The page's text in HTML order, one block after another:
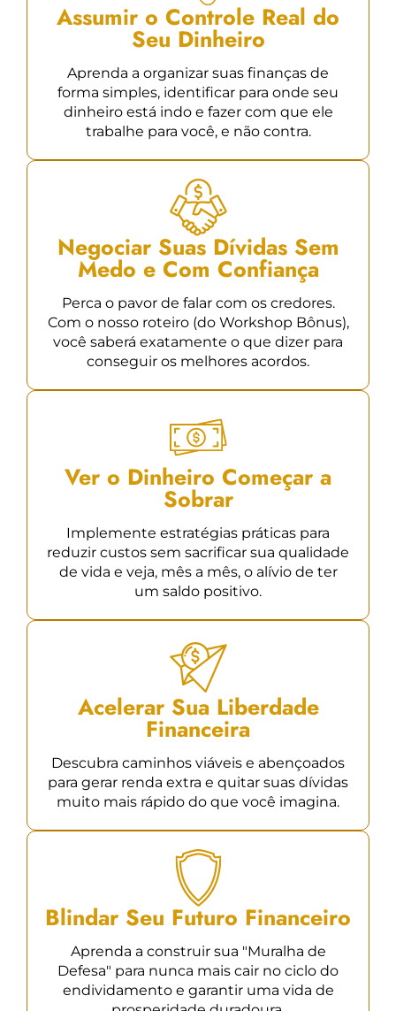
Assumir o Controle Real do
Seu Dinheiro
Aprenda a organizar suas finanças de
forma simples, identificar para onde seu
dinheiro está indo e fazer com que ele
trabalhe para você, e não contra.
Negociar Suas Dívidas Sem
Medo e Com Confiança
Perca o pavor de falar com os credores.
Com o nosso roteiro (do Workshop Bônus),
você saberá exatamente o que dizer para
conseguir os melhores acordos.
Ver o Dinheiro Começar a
Sobrar
Implemente estratégias práticas para
reduzir custos sem sacrificar sua qualidade
de vida e veja, mês a mês, o alívio de ter
um saldo positivo.
Acelerar Sua Liberdade
Financeira
Descubra caminhos viáveis e abençoados
para gerar renda extra e quitar suas dívidas
muito mais rápido do que você imagina.
Blindar Seu Futuro Financeiro
Aprenda a construir sua "Muralha de
Defesa" para nunca mais cair no ciclo do
endividamento e garantir uma vida de